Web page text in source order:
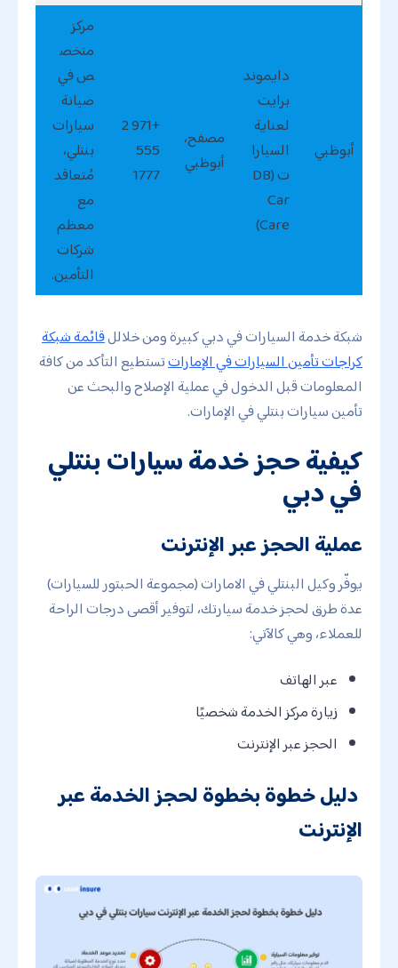
أبوظبي
دايموند
برايت
لعناية
السيارا
ت (DB
Car
Care)
مصفح،
أبوظبي
+971 2
555
1777
مركز
متخص
ص في
صيانة
سيارات
بنتلي،
مُتعاقد
مع
معظم
شركات
التأمين.
شبكة خدمة السيارات في دبي كبيرة ومن خلاللقائمة شبكة
كراجات تأمين السيارات في الإماراتتستطيع التأكد من كافة
المعلومات قبل الدخول في عملية الإصلاح والبحث عن
تأمين سيارات بنتلي في الإمارات.
كيفية حجز خدمة سيارات بنتلي
في دبي
عملية الحجز عبر الإنترنت
يوفّر وكيل البنتلي في الامارات (مجموعة الحبتور للسيارات)
عدة طرق لحجز خدمة سيارتك، لتوفير أقصى درجات الراحة
للعملاء، وهي كالآتي:
عبر الهاتف
زيارة مركز الخدمة شخصيًا
الحجز عبر الإنترنت
دليل خطوة بخطوة لحجز الخدمة عبر
الإنترنت